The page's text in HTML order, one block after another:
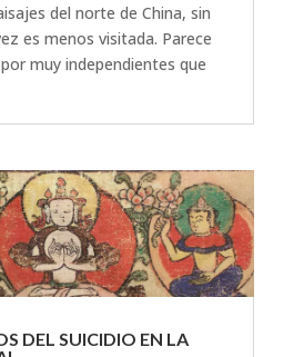
del norte de China, sin
es menos visitada. Parece
muy independientes que
DEL SUICIDIO EN LA